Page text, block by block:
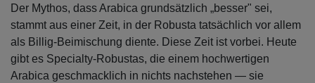
Der Mythos, dass Arabica grundsätzlich „besser" sei,
stammt aus einer Zeit, in der Robusta tatsächlich vor allem
als Billig-Beimischung diente. Diese Zeit ist vorbei. Heute
gibt es Specialty-Robustas, die einem hochwertigen
Arabica geschmacklich in nichts nachstehen — sie